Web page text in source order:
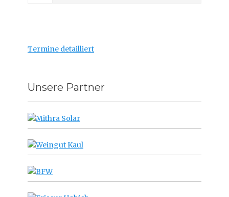
Termine detailliert
Unsere Partner